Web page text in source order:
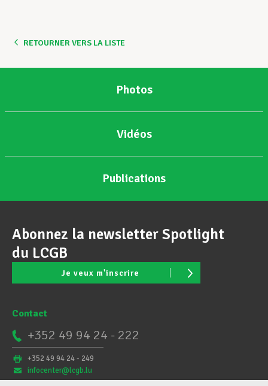
RETOURNER VERS LA LISTE
Photos
Vidéos
Publications
Abonnez la newsletter Spotlight
du LCGB
Je veux m'inscrire
Contact
+352 49 94 24 - 222
+352 49 94 24 - 249
infocenter@lcgb.lu